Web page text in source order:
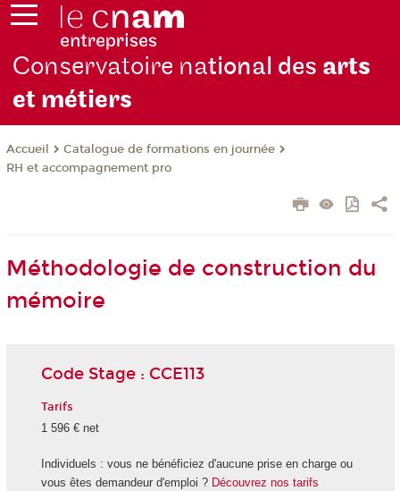
Conservatoire national des arts
et métiers
Accueil
Catalogue de formations en journée
RH et accompagnement pro
Méthodologie de construction du
mémoire
Code Stage : CCE113
Tarifs
1 596 € net
Individuels : vous ne bénéficiez d'aucune prise en charge ou
vous êtes demandeur d'emploi ? Découvrez nos tarifs